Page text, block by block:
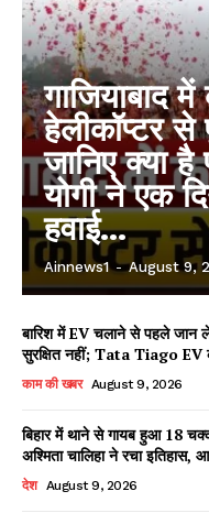
गाजियाबाद
हेलीकॉप्टर से
जानिए क्या है
योगी ने एक
हवाई...
Ainnews1 - August 9,
बारिश में EV चलाने से पहले जान
सुरक्षित नहीं; Tata Tiago EV
काम की खबर August 9, 2026
बिहार में थाने से गायब हुआ 18
अश्मिता चालिहा ने रचा इतिहास,
देश August 9, 2026